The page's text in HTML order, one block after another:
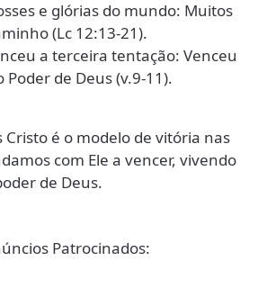
e glórias do mundo: Muitos
(Lc 12:13-21).
a terceira tentação: Venceu
Poder de Deus (v.9-11).
Cristo é o modelo de vitória nas
com Ele a vencer, vivendo
de Deus.
Patrocinados: